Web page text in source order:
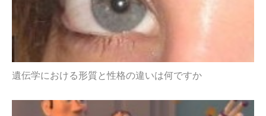
遺伝学における形質と性格の違いは何ですか